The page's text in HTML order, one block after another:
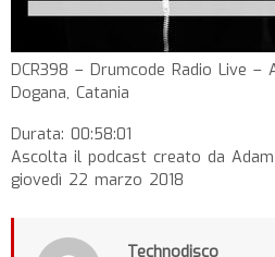
DCR398 – Drumcode Radio Live –
Dogana, Catania
Durata: 00:58:01
Ascolta il podcast creato da
giovedì 22 marzo 2018
Technodisco